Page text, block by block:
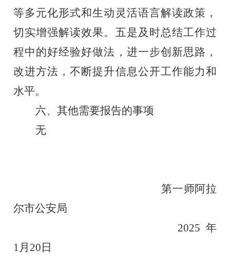
等多元化形式和生动灵活语言解读政策，
切实增强解读效果。 五是及时总结工作过
程中的好经验好做法，进一步创新思路，
改进方法，不断提升信息公开工作能力和
水平。
六、其他需要报告的事项
无
第一师阿拉
尔市公安局
2025 年
1 月 20 日